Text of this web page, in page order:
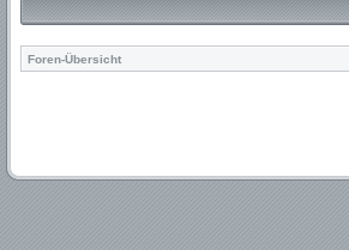
Foren-Übersicht